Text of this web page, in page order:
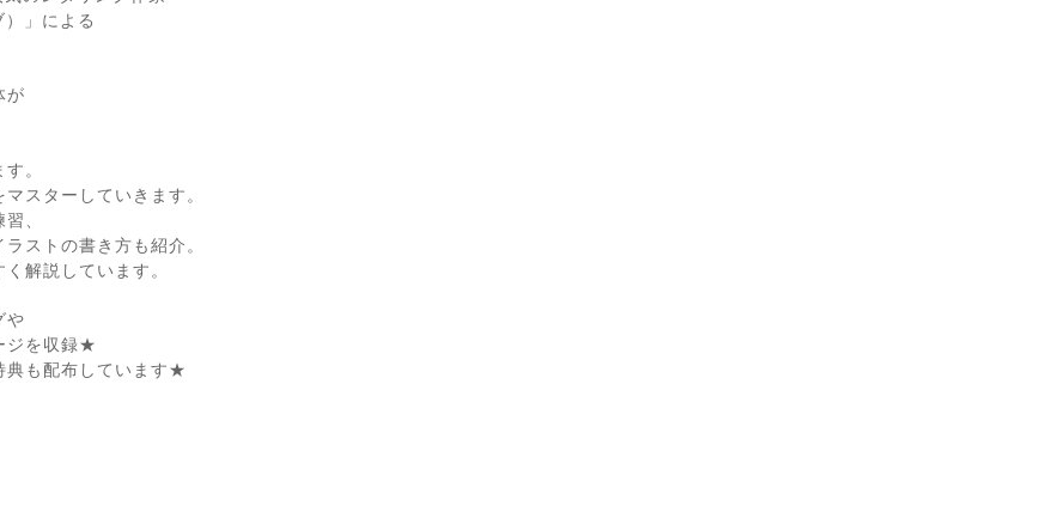
」による
が
。
スターしていきます。
、
ストの書き方も紹介。
解説しています。
や
ジを収録★
典も配布しています★